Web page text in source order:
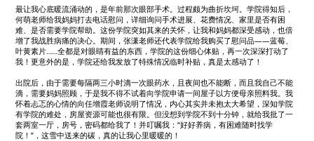
最让我心底暖流涌动的，是年前那次眼部手术。过程颇为曲折坎坷。学院得知后，
何萌老师给我妈妈打去电话慰问，详细询问手术进展、花费情况、家里是否有困
难、是否需要学院帮助。这份学院突如其来的关怀，让我和妈妈都深受感动，也倍
增了我战胜病痛的决心。期间，张潇老师还代表学院给我购买了慰问品——蓝莓、
叶黄素片……全都是对眼睛有益的东西，学院的这份细心体贴，再一次深深打动了
我！更意外的是，学院还给我发放了特殊情况临时补贴，真是太感动了！
出院后，由于需要每隔两三小时滴一次眼药水，且夜间也不能断，而且我自己不能
滴，需要妈妈照顾，于是我不得不试着向学院申请一间屋子以方便母亲照料我。我
怀着忐忑的心情的向任增霞老师说明了情况，内心其实并未抱太大希望，深知学院
有学院的难处，房屋资源可能也很有限。但没想到学院不到十分钟，就给我批了一
套两室一厅，房号，密码都给我了！并叮嘱我：“好好养病，有困难随时找学
院！”，这雪中送来的碳，真的让我心里暖暖的！